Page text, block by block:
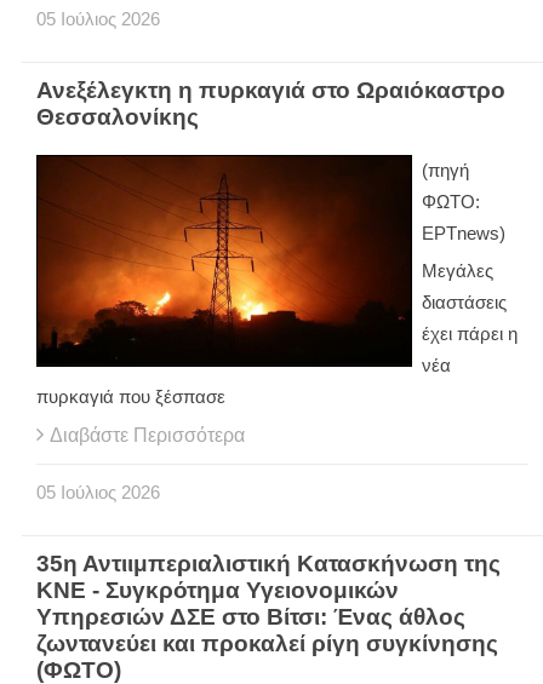
05 Ιούλιος 2026
Ανεξέλεγκτη η πυρκαγιά στο Ωραιόκαστρο
Θεσσαλονίκης
(πηγή
ΦΩΤΟ:
ΕΡΤnews)
Μεγάλες
διαστάσεις
έχει πάρει η
νέα
πυρκαγιά που ξέσπασε
Διαβάστε Περισσότερα
05 Ιούλιος 2026
35η Αντιιμπεριαλιστική Κατασκήνωση της
ΚΝΕ - Συγκρότημα Υγειονομικών
Υπηρεσιών ΔΣΕ στο Βίτσι: Ένας άθλος
ζωντανεύει και προκαλεί ρίγη συγκίνησης
(ΦΩΤΟ)